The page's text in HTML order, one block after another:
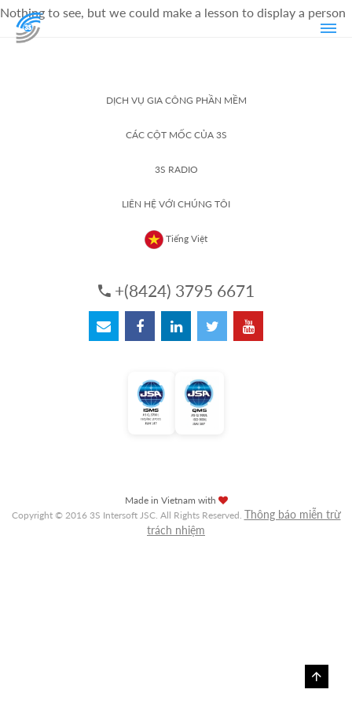
Nothing to see, but we could make a lesson to display a person
DỊCH VỤ GIA CÔNG PHẦN MỀM
CÁC CỘT MỐC CỦA 3S
3S RADIO
LIÊN HỆ VỚI CHÚNG TÔI
Tiếng Việt
+(8424) 3795 6671
Made in Vietnam with
Copyright © 2016 3S Intersoft JSC. All Rights Reserved. Thông báo miễn trừ
trách nhiệm